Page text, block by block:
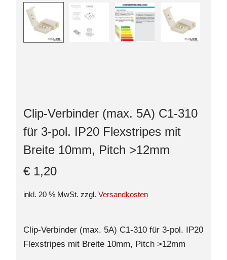
Clip-Verbinder (max. 5A) C1-310
für 3-pol. IP20 Flexstripes mit
Breite 10mm, Pitch >12mm
€ 1,20
inkl. 20 % MwSt. zzgl. Versandkosten
Clip-Verbinder (max. 5A) C1-310 für 3-pol. IP20
Flexstripes mit Breite 10mm, Pitch >12mm